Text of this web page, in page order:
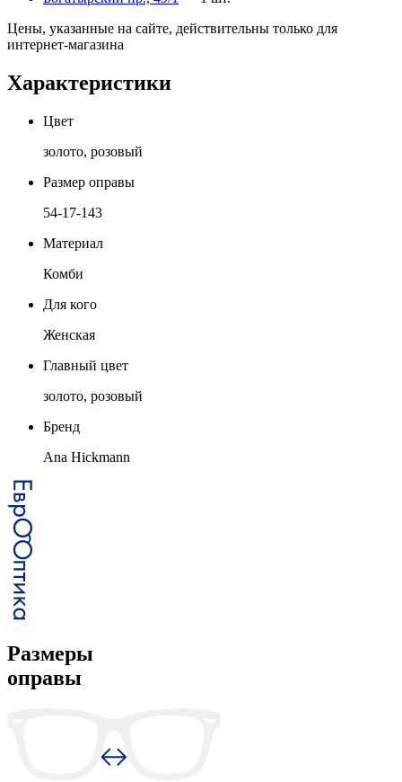
Цены, указанные на сайте, действительны только для
интернет-магазина
Характеристики
Цвет
золото, розовый
Размер оправы
54-17-143
Материал
Комби
Для кого
Женская
Главный цвет
золото, розовый
Бренд
Ana Hickmann
Размеры
оправы